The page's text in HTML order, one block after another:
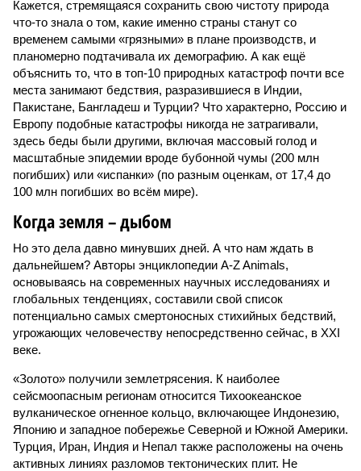
Кажется, стремящаяся сохранить свою чистоту природа
что-то знала о том, какие именно страны станут со
временем самыми «грязными» в плане производств, и
планомерно подтачивала их демографию. А как ещё
объяснить то, что в топ-10 природных катастроф почти все
места занимают бедствия, разразившиеся в Индии,
Пакистане, Бангладеш и Турции? Что характерно, Россию и
Европу подобные катастрофы никогда не затрагивали,
здесь беды были другими, включая массовый голод и
масштабные эпидемии вроде бубонной чумы (200 млн
погибших) или «испанки» (по разным оценкам, от 17,4 до
100 млн погибших во всём мире).
Когда земля – дыбом
Но это дела давно минувших дней. А что нам ждать в
дальнейшем? Авторы энциклопедии A-Z Animals,
основываясь на современных научных исследованиях и
глобальных тенденциях, составили свой список
потенциально самых смертоносных стихийных бедствий,
угрожающих человечеству непосредственно сейчас, в XXI
веке.
«Золото» получили землетрясения. К наиболее
сейсмоопасным регионам относится Тихоокеанское
вулканическое огненное кольцо, включающее Индонезию,
Японию и западное побережье Северной и Южной Америки.
Турция, Иран, Индия и Непал также расположены на очень
активных линиях разломов тектонических плит. Не